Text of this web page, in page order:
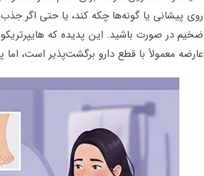
روی پیشانی یا گونه‌ها چکه کند، یا حتی اگر
ضخیم در صورت باشید. این پدیده که
عارضه معمولاً با قطع دارو برگشت‌پذیر است،